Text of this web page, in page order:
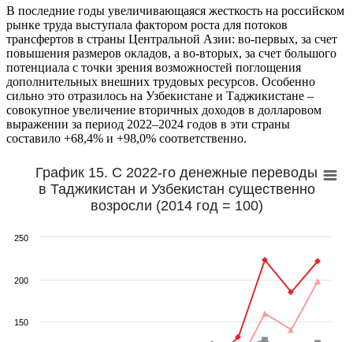
В последние годы увеличивающаяся жесткость на российском
рынке труда выступала фактором роста для потоков
трансфертов в страны Центральной Азии: во-первых, за счет
повышения размеров окладов, а во-вторых, за счет большого
потенциала с точки зрения возможностей поглощения
дополнительных внешних трудовых ресурсов. Особенно
сильно это отразилось на Узбекистане и Таджикистане –
совокупное увеличение вторичных доходов в долларовом
выражении за период 2022–2024 годов в эти страны
составило +68,4% и +98,0% соответственно.
График 15. С 2022-го денежные переводы
в Таджикистан и Узбекистан существенно
возросли (2014 год = 100)
150
200
250